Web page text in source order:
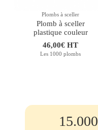
Plombs à sceller
Plomb à sceller
plastique couleur
46,00€ HT
Les 1000 plombs
15.000